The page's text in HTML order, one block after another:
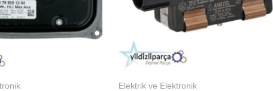
Elektrik ve Elektronik